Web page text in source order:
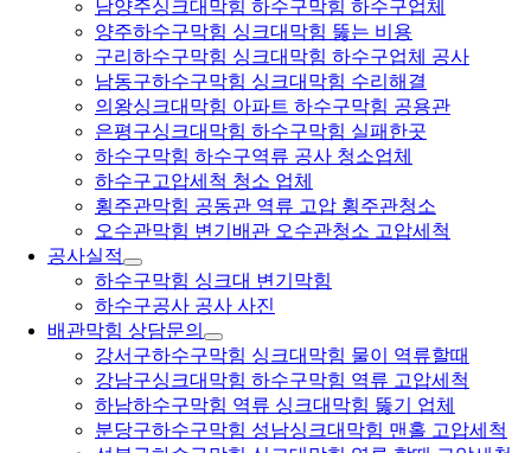
남양주싱크대막힘 하수구막힘 하수구업체
양주하수구막힘 싱크대막힘 뚫는 비용
구리하수구막힘 싱크대막힘 하수구업체 공사
남동구하수구막힘 싱크대막힘 수리해결
의왕싱크대막힘 아파트 하수구막힘 공용관
은평구싱크대막힘 하수구막힘 실패한곳
하수구막힘 하수구역류 공사 청소업체
하수구고압세척 청소 업체
횡주관막힘 공동관 역류 고압 횡주관청소
오수관막힘 변기배관 오수관청소 고압세척
공사실적
하수구막힘 싱크대 변기막힘
하수구공사 공사 사진
배관막힘 상담문의
강서구하수구막힘 싱크대막힘 물이 역류할때
강남구싱크대막힘 하수구막힘 역류 고압세척
하남하수구막힘 역류 싱크대막힘 뚫기 업체
분당구하수구막힘 성남싱크대막힘 맨홀 고압세척